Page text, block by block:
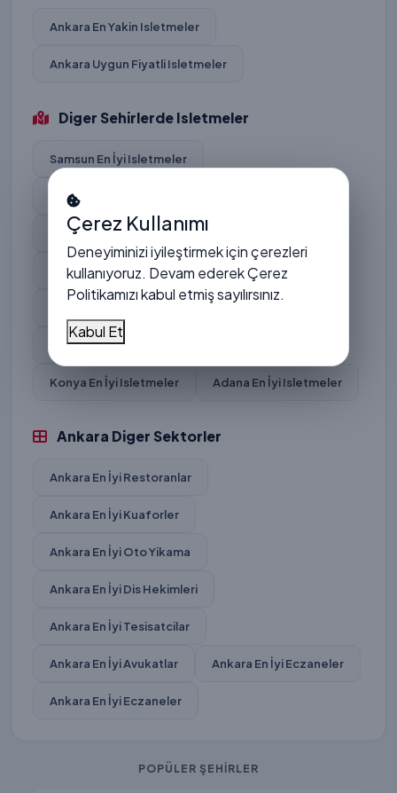
Ankara En Yakin Isletmeler
Ankara Uygun Fiyatli Isletmeler
Diger Sehirlerde Isletmeler
Samsun En İyi Isletmeler
Diyarbakir En İyi Isletmeler
Eskisehir En İyi Isletmeler
Mersin En İyi Isletmeler
Gaziantep En İyi Isletmeler
Konya En İyi Isletmeler Adana En İyi Isletmeler
Ankara Diger Sektorler
Ankara En İyi Restoranlar
Ankara En İyi Kuaforler
Ankara En İyi Oto Yikama
Ankara En İyi Dis Hekimleri
Ankara En İyi Tesisatcilar
Ankara En İyi Avukatlar Ankara En İyi Eczaneler
Ankara En İyi Eczaneler
POPÜLER ŞEHİRLER
Çerez Kullanımı
Deneyiminizi iyileştirmek için çerezleri
kullanıyoruz. Devam ederekÇerez
Politikamızıkabul etmiş sayılırsınız.
Kabul Et